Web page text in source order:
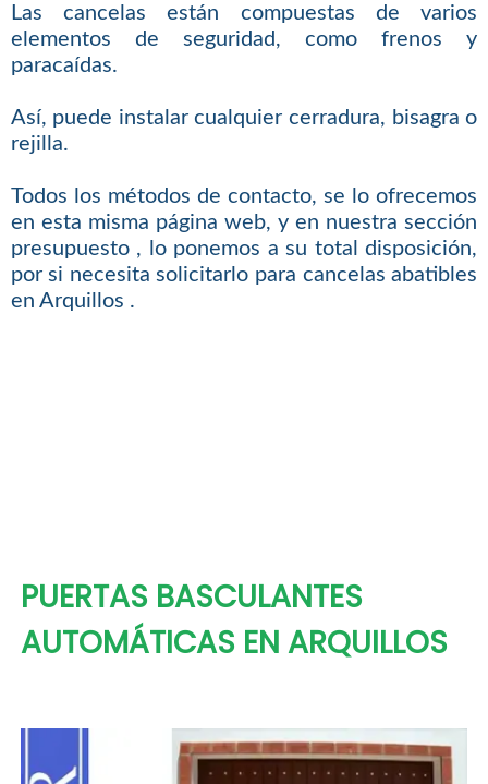
Las cancelas están compuestas de varios
elementos de seguridad, como frenos y
paracaídas.
Así, puede instalar cualquier cerradura, bisagra o
rejilla.
Todos los métodos de contacto, se lo ofrecemos
en esta misma página web, y en nuestra sección
presupuesto , lo ponemos a su total disposición,
por si necesita solicitarlo para cancelas abatibles
en Arquillos .
PUERTAS BASCULANTES
AUTOMÁTICAS EN ARQUILLOS